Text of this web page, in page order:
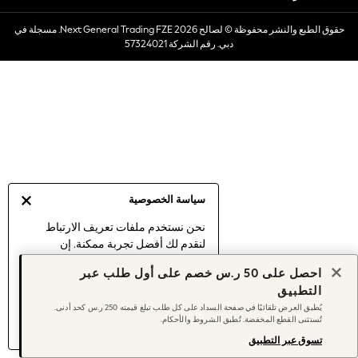
سياسة الخصوصية
نحن نستخدم ملفات تعريف الارتباط
لنقدم لك أفضل تجربة ممكنة. إن
موافقتك على استخدامنا لملفات تعريف
اكتشف المزيد عن إدارة إعدادات ملفات
تعريف الارتباط (الكوكيز).
Dresses
Occasionwear
Sets & Outfits
Sun Hats & Caps
Women's Holiday Shop
Women's Travel Styles
Dresses
Occasionwear
Linen Collection
Tops & T-Shirts
حقوق الطبع والنشر محفوظة © لصالح 2026 Next General Trading FZE. مسجلة في
دبي. رقم الشركة 57324021
احصل على 50 ر.س خصم على أول طلب عبر
التطبيق
يُطبق العرض تلقائيًا في صفحة السداد على كل طلب تبلغ قيمته 250 ر.س كحد أدنى.
تُستثنى القطع المخفضة. تُطبق الشروط والأحكام.
تسوق عبر التطبيق